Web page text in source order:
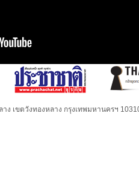
ง เขตวังทองหลาง กรุงเทพมหานครฯ